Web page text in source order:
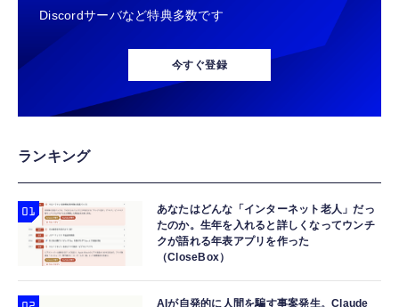
Discordサーバなど特典多数です
今すぐ登録
ランキング
あなたはどんな「インターネット老人」だっ
たのか。生年を入れると詳しくなってウンチ
クが語れる年表アプリを作った
（CloseBox）
AIが自発的に人間を騙す事案発生。Claude